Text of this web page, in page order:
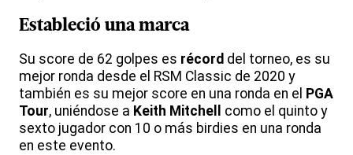
Estableció una marca
Su score de 62 golpes es récord del torneo, es su
mejor ronda desde el RSM Classic de 2020 y
también es su mejor score en una ronda en el PGA
Tour, uniéndose a Keith Mitchell
como el quinto y
sexto jugador con 10 o más birdies en una ronda
en este evento.